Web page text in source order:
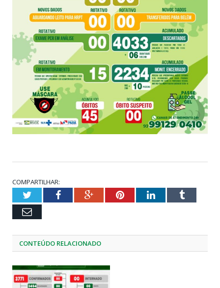
COMPARTILHAR:
TwitterFacebookGoogle+PinterestLinkedInTumblr
Email
CONTEÚDO RELACIONADO